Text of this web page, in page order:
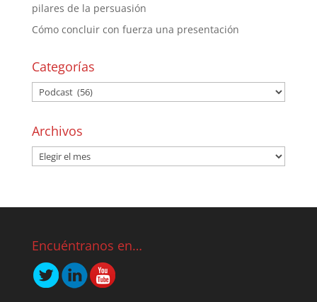
pilares de la persuasión
Cómo concluir con fuerza una presentación
Categorías
Archivos
Encuéntranos en…